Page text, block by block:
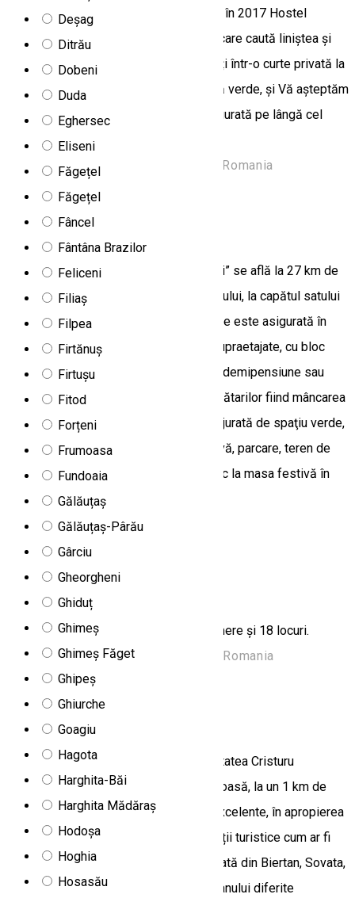
Deșag
Ditrău
Dobeni
Duda
Eghersec
Eliseni
Făgețel
Făgețel
Fâncel
Fântâna Brazilor
Feliceni
Filiaș
Filpea
Firtănuș
Firtușu
Fitod
Forțeni
Frumoasa
Fundoaia
Gălăuțaș
Gălăuțaș-Pârău
Gârciu
Gheorgheni
Ghiduț
Ghimeș
Ghimeș Făget
Ghipeș
Ghiurche
Goagiu
Hagota
Harghita-Băi
Harghita Mădăraș
Hodoșa
Hoghia
Hosasău
clădiri, și o sală de fitness spațioasă – în 2017 Hostel
Fitness ** a devenit o oază pentru cei care caută liniștea și
panorame superbe la ferestre. Ne găsiți într-o curte privată la
fel spațioasă, cu multe foișoare și iarbă verde, și Vă așteptăm
deja cu o clădire în plus, proaspăt inaugurată pe lângă cel
Strada Cerbului 20, Borsec 535300, Romania
Hostel
Hostel Școala Pădurii
Recent construită, Casa ”Școala Pădurii” se află la 27 km de
Miercurea Ciuc, la poalele munților Ciucului, la capătul satului
Potiond. Cazarea pentru 20-28 persoane este asigurată în
camere cu 2-6 locuri, parțial cu paturi supraetajate, cu bloc
sanitar comun. Masa poate fi servită în demipensiune sau
pensiune completă, punctul forte al bucătarilor fiind mâncarea
tradițională secuiască. Casa este înconjurată de spaţiu verde,
disponând de potecă tematică educativă, parcare, teren de
baschet și grătar. 50-60 persoane au loc la masa festivă în
sala mare și pot dansa pe terasă.
Potiond 537049, Romania
Hostel
Casa Talian se află la Borsec, are 5 camere și 18 locuri.
Strada Carpați 104, Borsec 535300, Romania
Cazare Family-friendly
Hostel Tolerancia
Hostelul Tolerancia este situat în localitatea Cristuru
Secuiesc, într-o zonă liniștită și armonioasă, la un 1 km de
centrul orașului. Datorită poziționării excelente, în apropierea
hostelului se pot găsi numeroase atracții turistice cum ar fi
Cetatea din Sighișoara, Biserica fortificată din Biertan, Sovata,
Lacul Roșu, asigurând pe tot parcursul anului diferite